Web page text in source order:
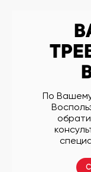
английского
Выбрать
другой
город:
Москва
По